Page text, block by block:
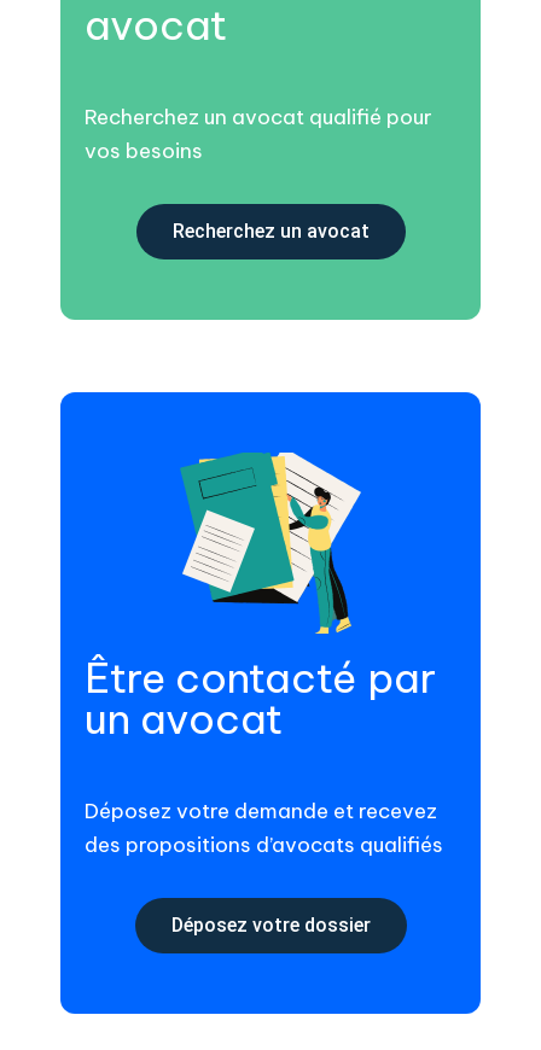
avocat
Recherchez un avocat qualifié pour
vos besoins
Recherchez un avocat
Être contacté par
un avocat
Déposez votre demande et recevez
des propositions d’avocats qualifiés
Déposez votre dossier